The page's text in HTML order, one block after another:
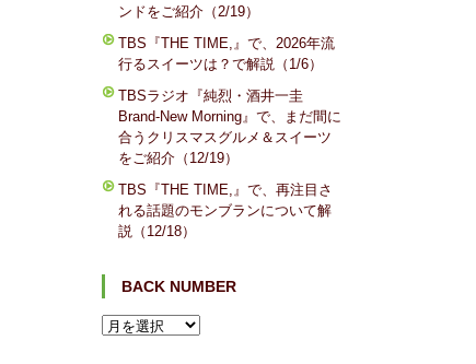
ンドをご紹介（2/19）
TBS『THE TIME,』で、2026年流
行るスイーツは？で解説（1/6）
TBSラジオ『純烈・酒井一圭
Brand-New Morning』で、まだ間に
合うクリスマスグルメ＆スイーツ
をご紹介（12/19）
TBS『THE TIME,』で、再注目さ
れる話題のモンブランについて解
説（12/18）
BACK NUMBER